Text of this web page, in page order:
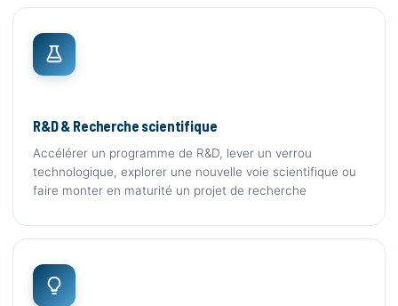
R&D & Recherche scientifique
Accélérer un programme de R&D, lever un verrou
technologique, explorer une nouvelle voie scientifique ou
faire monter en maturité un projet de recherche